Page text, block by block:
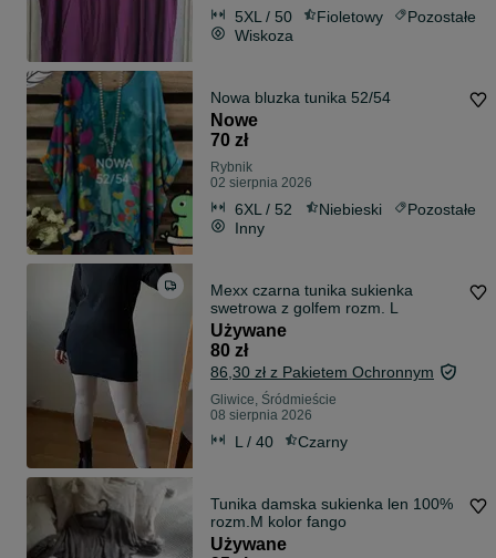
5XL / 50 Fioletowy
Pozostałe
Wiskoza
Nowa bluzka tunika 52/54
Nowe
70 zł
Rybnik
02 sierpnia 2026
6XL / 52 Niebieski
Pozostałe
Inny
Mexx czarna tunika sukienka
swetrowa z golfem rozm. L
Używane
80 zł
86,30 zł z Pakietem Ochronnym
Gliwice, Śródmieście
08 sierpnia 2026
L / 40 Czarny
Tunika damska sukienka len 100%
rozm.M kolor fango
Używane